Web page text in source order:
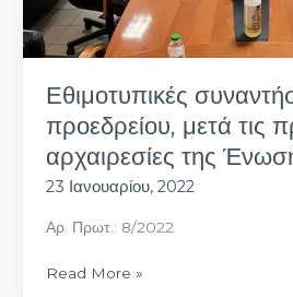
Εθιμοτυπικές
προεδρείου, μετά τις
αρχαιρεσίες της
23 Ιανουαρίου, 2022
Αρ. Πρωτ.: 8/
της
Ένωσής
Read More »